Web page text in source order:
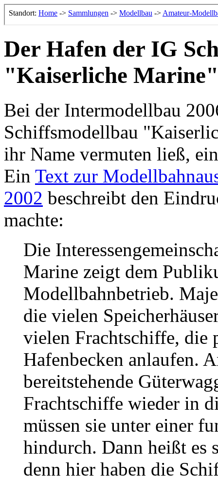
Der Hafen der IG
"Kaiserliche Marine"
Bei der Intermodellbau
Schiffsmodellbau
ihr Name vermuten ließ,
Ein Text zur
2002 beschreibt den
machte:
Die
Marine zeigt dem
Modellbahnbetrieb.
die vielen
vielen Frachtschiffe, die
Hafenbecken anlaufen.
bereitstehende
Frachtschiffe wieder in
müssen sie unter einer
hindurch. Dann heißt es
denn hier haben die